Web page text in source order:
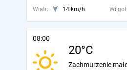
Wiatr: 14 km/h
08:00
20°C
Zachmurzenie